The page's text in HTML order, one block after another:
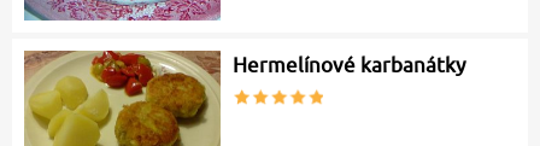
Hermelínové karbanátky